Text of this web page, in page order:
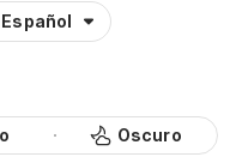
Español
Oscuro